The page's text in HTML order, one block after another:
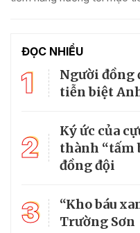
ĐỌC NHIỀU
1
Người đồng
tiễn biệt
2
Ký ức của
thành “tấm
đồng đội
3
“Kho báu
Trường Sơn